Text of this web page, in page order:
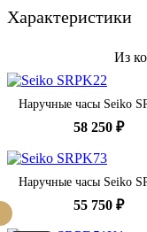
Характеристики
Из
Наручные часы Seiko
58 250 ₽
Наручные часы Seiko
55 750 ₽